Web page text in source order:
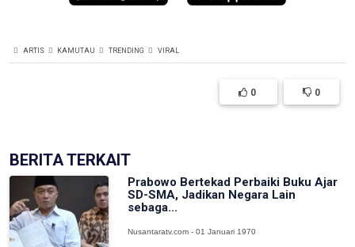
ARTIS KAMUTAU TRENDING VIRAL
0 0
BERITA TERKAIT
Prabowo Bertekad Perbaiki Buku Ajar
SD-SMA, Jadikan Negara Lain
sebaga...
Nusantaratv.com - 01 Januari 1970